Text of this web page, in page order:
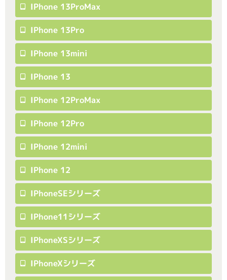
IPhone 13ProMax
IPhone 13Pro
IPhone 13mini
IPhone 13
IPhone 12ProMax
IPhone 12Pro
IPhone 12mini
IPhone 12
IPhoneSEシリーズ
IPhone11シリーズ
IPhoneXSシリーズ
IPhoneXシリーズ